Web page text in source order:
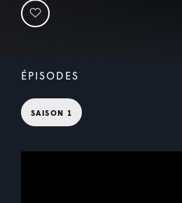
ÉPISODES
SAISON 1